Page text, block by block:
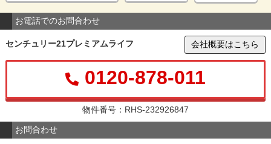
お電話でのお問合わせ
センチュリー21プレミアムライフ 会社概要はこちら
0120-878-011
物件番号：RHS-232926847
お問合わせ